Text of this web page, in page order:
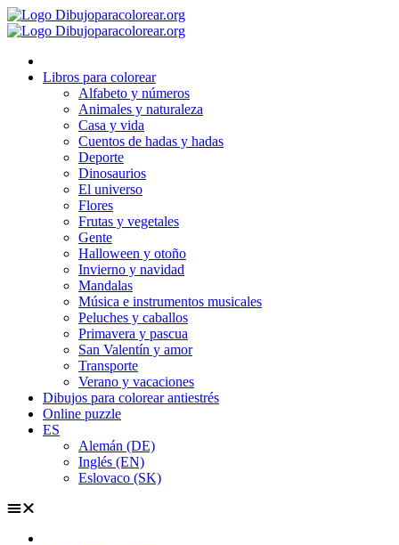
Ir
al
Libros para colorear
Alfabeto y números
Animales y naturaleza
Casa y vida
Cuentos de hadas y hadas
Deporte
Dinosaurios
El universo
Flores
Frutas y vegetales
Gente
Halloween y otoño
Invierno y navidad
Mandalas
Música e instrumentos musicales
Peluches y caballos
Primavera y pascua
San Valentín y amor
Transporte
Verano y vacaciones
Dibujos para colorear antiestrés
Online puzzle
ES
Alemán (DE)
Inglés (EN)
Eslovaco (SK)